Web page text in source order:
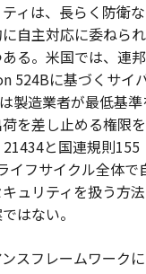
ィは、長らく防衛
自主対応に委ねられ
る。米国では、連
524Bに基づくサイ
製造業者が最低基
を差し止める権限
21434と国連規則
イフサイクル全体で
ュリティを扱う方
はない。
スフレームワーク